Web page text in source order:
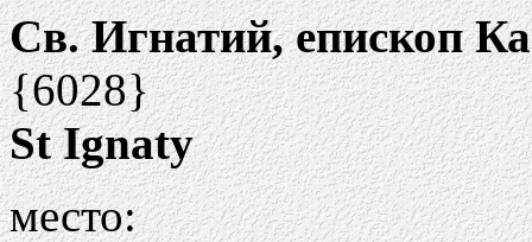
Св. Игнатий, епископ
{6028}
St Ignaty
место: